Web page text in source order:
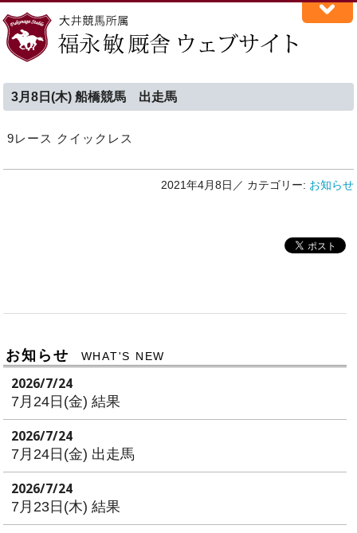
3月8日(木) 船橋競馬 出走馬
9レース クイックレス
2021年4月8日／ カテゴリー: お知らせ
お知らせ WHAT'S NEW
2026/7/24
7月24日(金) 結果
2026/7/24
7月24日(金) 出走馬
2026/7/24
7月23日(木) 結果